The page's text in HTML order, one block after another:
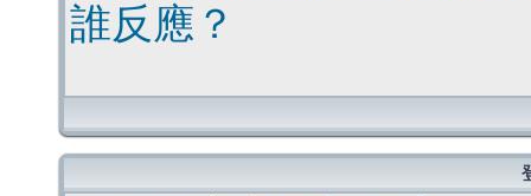
誰反應？